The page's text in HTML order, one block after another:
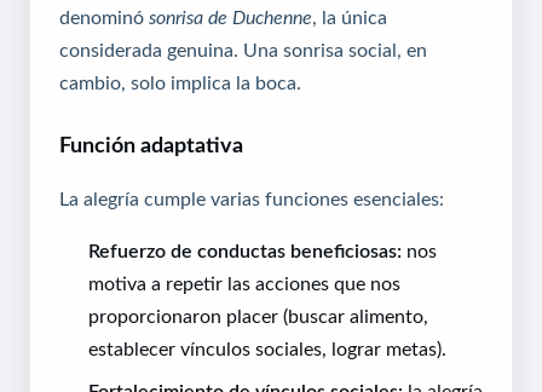
denominó sonrisa de Duchenne , la única
considerada genuina. Una sonrisa social, en
cambio, solo implica la boca.
Función adaptativa
La alegría cumple varias funciones esenciales:
Refuerzo de conductas beneficiosas: nos
motiva a repetir las acciones que nos
proporcionaron placer (buscar alimento,
establecer vínculos sociales, lograr metas).